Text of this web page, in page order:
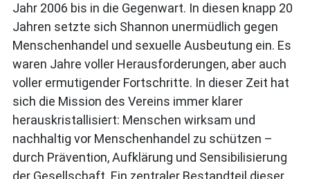
Jahr 2006 bis in die Gegenwart. In diesen knapp 20
Jahren setzte sich Shannon unermüdlich gegen
Menschenhandel und sexuelle Ausbeutung ein. Es
waren Jahre voller Herausforderungen, aber auch
voller ermutigender Fortschritte. In dieser Zeit hat
sich die Mission des Vereins immer klarer
herauskristallisiert: Menschen wirksam und
nachhaltig vor Menschenhandel zu schützen –
durch Prävention, Aufklärung und Sensibilisierung
der Gesellschaft. Ein zentraler Bestandteil dieser